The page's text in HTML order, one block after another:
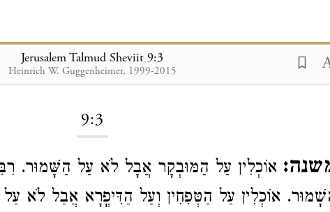
Jerusalem Talmud Sheviit 9:3
Heinrich W. Guggenheimer, 1999-2015
Loading...
9:3
אוֹכְלִין עַל הַמּוּבְקָר אֲבָל לֹא עַל הַשָּׁמוּר.
אוֹכְלִין עַל הַטְּפִחִין וְעַל הַדִּיפֳרָא אֲבַל לֹא עַל